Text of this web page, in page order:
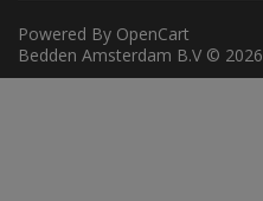
Powered By OpenCart
Bedden Amsterdam B.V © 2026